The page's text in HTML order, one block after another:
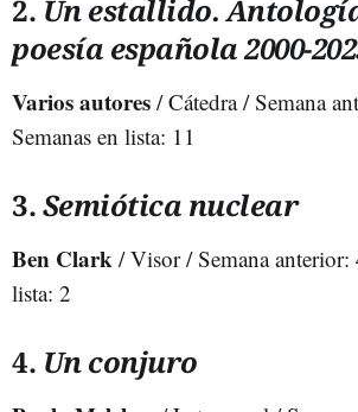
2. Un estallido.
poesía española 2000-
Varios autores / Cátedra / Semana
Semanas en lista: 11
3.Semiótica nuclear
Ben Clark / Visor / Semana anterior:
lista: 2
4. Un conjuro